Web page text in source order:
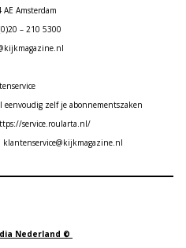
AE Amsterdam
– 210 5300
eenvoudig zelf je abonnementszaken
service.roularta.nl/
klantenservice@kijkmagazine.nl
Nederland ©